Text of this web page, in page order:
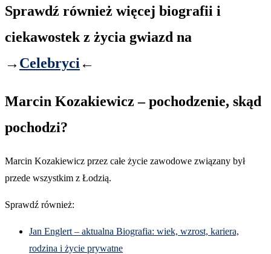
Sprawdź również więcej biografii i
ciekawostek z życia gwiazd na
→ Celebryci ←
Marcin Kozakiewicz – pochodzenie, skąd
pochodzi?
Marcin Kozakiewicz przez całe życie zawodowe związany był
przede wszystkim z Łodzią.
Sprawdź również:
Jan Englert – aktualna Biografia: wiek, wzrost, kariera,
rodzina i życie prywatne